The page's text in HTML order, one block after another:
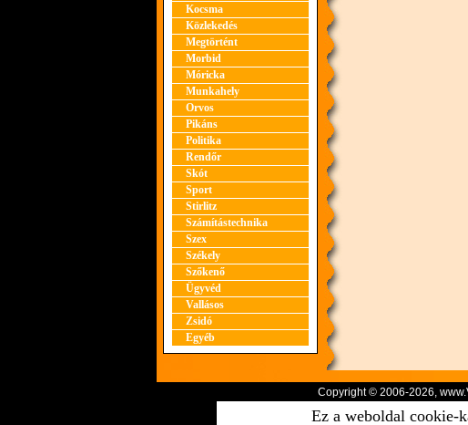
Kocsma
Közlekedés
Megtörtént
Morbid
Móricka
Munkahely
Orvos
Pikáns
Politika
Rendőr
Skót
Sport
Stirlitz
Számítástechnika
Szex
Székely
Szőkenő
Ügyvéd
Vallásos
Zsidó
Egyéb
Copyright © 2006-2026,
Ez a weboldal cookie-